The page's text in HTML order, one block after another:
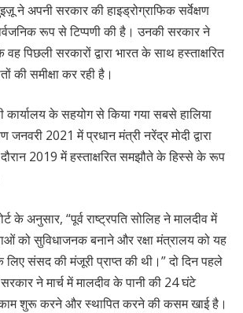
ने अपनी सरकार की हाइड्रोग्राफिक सर्वेक्षण
रूप से टिप्पणी की है। उनकी सरकार ने
पिछली सरकारों द्वारा भारत के साथ हस्ताक्षरित
की समीक्षा कर रही है।
कार्यालय के सहयोग से किया गया सबसे हालिया
जनवरी 2021 में प्रधान मंत्री नरेंद्र मोदी द्वारा
2019 में हस्ताक्षरित समझौते के हिस्से के रूप
के अनुसार, “पूर्व राष्ट्रपति सोलिह ने मालदीव में
को सुविधाजनक बनाने और रक्षा मंत्रालय को यह
संसद की मंजूरी प्राप्त की थी।” दो दिन पहले
ने मार्च में मालदीव के पानी की 24 घंटे
काम शुरू करने और स्थापित करने की कसम खाई है।